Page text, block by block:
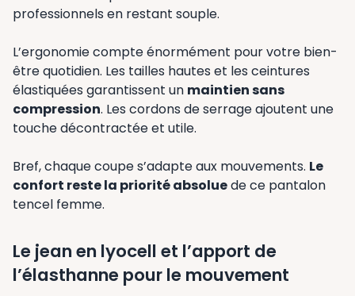
professionnels en restant souple.
L’ergonomie compte énormément pour votre bien-
être quotidien. Les tailles hautes et les ceintures
élastiquées garantissent un maintien sans
compression. Les cordons de serrage ajoutent une
touche décontractée et utile.
Bref, chaque coupe s’adapte aux mouvements. Le
confort reste la priorité absoluede ce pantalon
tencel femme.
Le jean en lyocell et l’apport de
l’élasthanne pour le mouvement